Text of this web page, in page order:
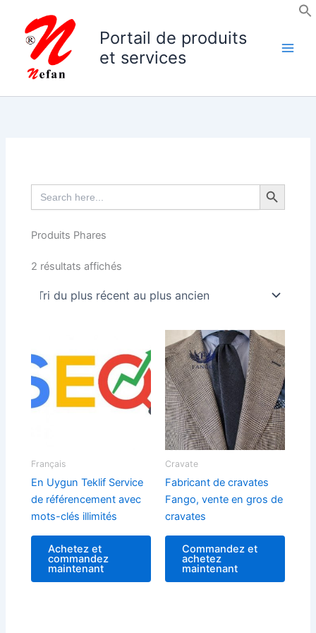
contenu
Portail de produits
et services
Search
for:
Search Button
Produits Phares
2 résultats affichés
récent
Français
En Uygun Teklif Service
de référencement avec
mots-clés illimités
Achetez et
commandez
maintenant
Cravate
Fabricant de cravates
Fango, vente en gros de
cravates
Commandez et
achetez
maintenant